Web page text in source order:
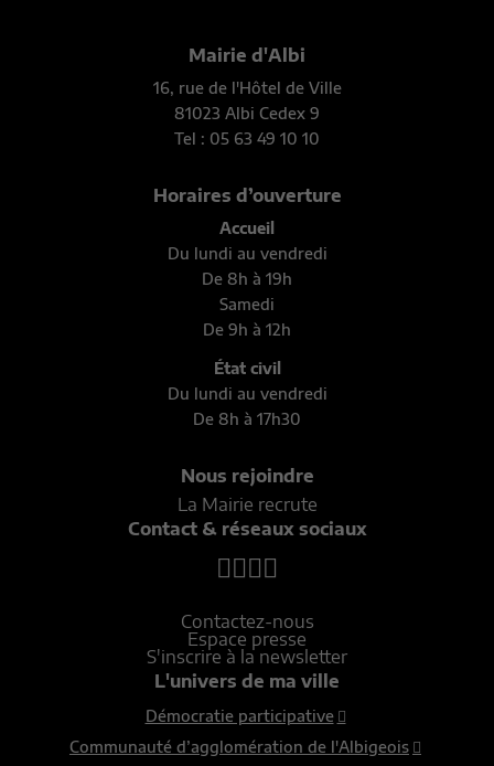
Mairie d'Albi
16, rue de l'Hôtel de Ville
81023 Albi Cedex 9
Tel : 05 63 49 10 10
Horaires d’ouverture
Accueil
Du lundi au vendredi
De 8h à 19h
Samedi
De 9h à 12h
État civil
Du lundi au vendredi
De 8h à 17h30
Nous rejoindre
La Mairie recrute
Contact & réseaux sociaux
Contactez-nous
Espace presse
S'inscrire à la newsletter
L'univers de ma ville
Démocratie participative
Communauté d’agglomération de l'Albigeois